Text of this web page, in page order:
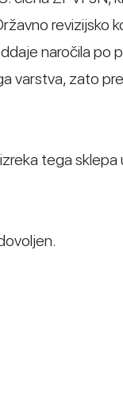
revizijsko
naročila po
varstva, zato
tega sklepa